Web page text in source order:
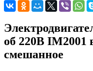
об 220В IM2001
смешанное